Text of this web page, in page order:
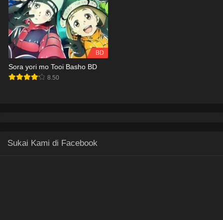
BD
Sora yori mo Tooi Basho BD
8.50
Sukai Kami di Facebook